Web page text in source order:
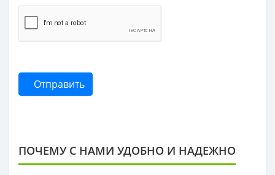
Отправить
ПОЧЕМУ С НАМИ УДОБНО И НАДЕЖНО